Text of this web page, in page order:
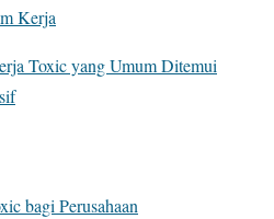
Kerja
Toxic yang Umum Ditemui
bagi Perusahaan